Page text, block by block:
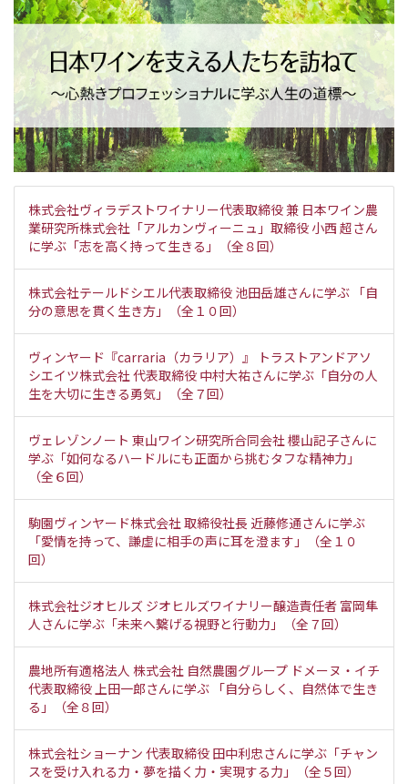
株式会社ヴィラデストワイナリー代表取締役 兼 日本ワイン農
業研究所株式会社「アルカンヴィーニュ」取締役 小西 超さん
に学ぶ「志を高く持って生きる」（全８回）
株式会社テールドシエル代表取締役 池田岳雄さんに学ぶ 「自
分の意思を貫く生き方」（全１０回）
ヴィンヤード『carraria（カラリア）』 トラストアンドアソ
シエイツ株式会社 代表取締役 中村大祐さんに学ぶ「自分の人
生を大切に生きる勇気」（全７回）
ヴェレゾンノート 東山ワイン研究所合同会社 櫻山記子さんに
学ぶ「如何なるハードルにも正面から挑むタフな精神力」
（全６回）
駒園ヴィンヤード株式会社 取締役社長 近藤修通さんに学ぶ
「愛情を持って、謙虚に相手の声に耳を澄ます」（全１０
回）
株式会社ジオヒルズ ジオヒルズワイナリー醸造責任者 富岡隼
人さんに学ぶ「未来へ繋げる視野と行動力」（全７回）
農地所有適格法人 株式会社 自然農園グループ ドメーヌ・イチ
代表取締役 上田一郎さんに学ぶ 「自分らしく、自然体で生き
る」（全８回）
株式会社ショーナン 代表取締役 田中利忠さんに学ぶ「チャン
スを受け入れる力・夢を描く力・実現する力」（全５回）